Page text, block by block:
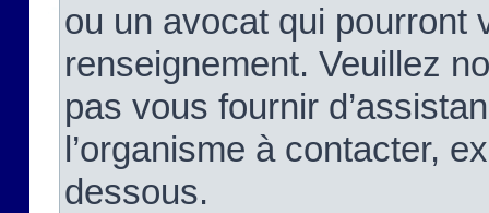
ou un avocat qui pourront
renseignement. Veuillez
pas vous fournir
l’organisme à contacter,
dessous.